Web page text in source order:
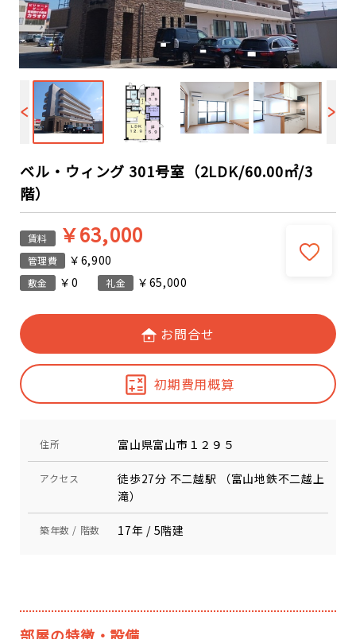
ベル・ウィング 301号室（2LDK/60.00㎡/3
階）
賃料 ￥63,000
管理費 ￥6,900
敷金 ￥0 礼金 ￥65,000
お問合せ
初期費用概算
住所 富山県富山市１２９５
アクセス
徒歩27分 不二越駅 （富山地鉄不二越上
滝）
築年数 / 階数 17年 / 5階建